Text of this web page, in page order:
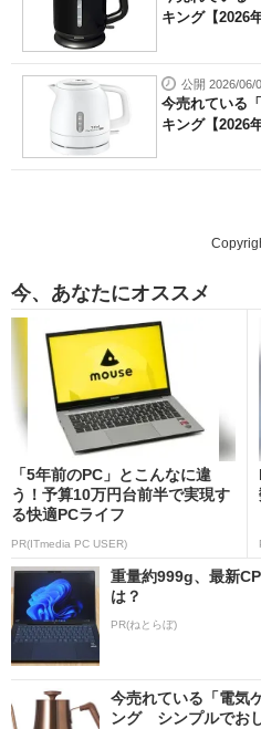
キング【2026
公開 2026/06/
今売れている
キング【2026
今、あなたにオススメ
「5年前のPC」とこんなに違
う！予算10万円台前半で実現す
る快適PCライフ
PR(ITmedia PC USER)
重量約999g、最新
は？
PR(ねとらぼ)
今売れている「電気
ング シンプルでお